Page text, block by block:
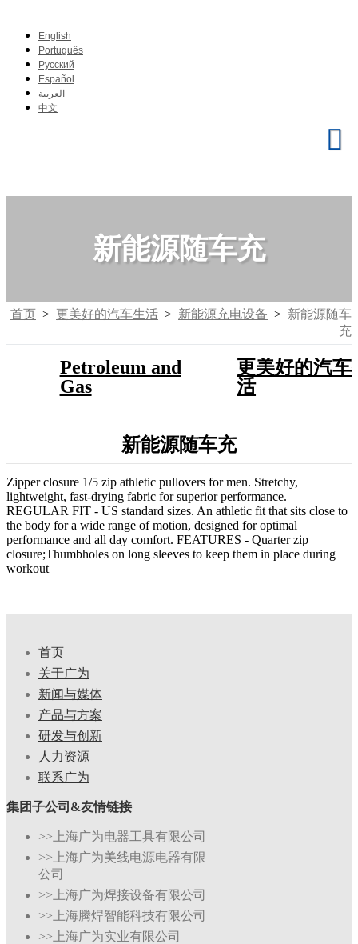
English
Português
Pусский
Español
العربية
中文
新能源随车充
首页 > 更美好的汽车生活 > 新能源充电设备 > 新能源随车
充
Petroleum and
Gas
更美好的汽车
活
新能源随车充
Zipper closure 1/5 zip athletic pullovers for men. Stretchy,
lightweight, fast-drying fabric for superior performance.
REGULAR FIT - US standard sizes. An athletic fit that sits close to
the body for a wide range of motion, designed for optimal
performance and all day comfort. FEATURES - Quarter zip
closure;Thumbholes on long sleeves to keep them in place during
workout
首页
关于广为
新闻与媒体
产品与方案
研发与创新
人力资源
联系广为
集团子公司&友情链接
>>上海广为电器工具有限公司
>>上海广为美线电源电器有限
公司
>>上海广为焊接设备有限公司
>>上海腾焊智能科技有限公司
>>上海广为实业有限公司